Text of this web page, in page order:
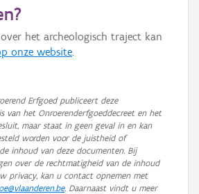
het archeologisch traject kan
onze website.
Erfgoed publiceert deze
van het Onroerenderfgoeddecreet en het
maar staat in geen geval in en kan
worden voor de juistheid of
inhoud van deze documenten. Bij
over de rechtmatigheid van de inhoud
privacy, kan u contact opnemen met
. Daarnaast vindt u meer